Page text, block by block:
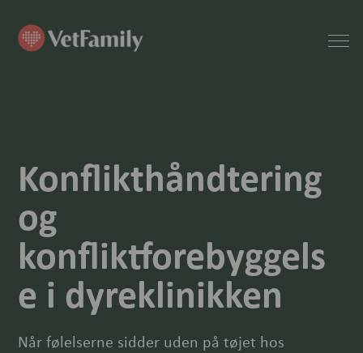
Konflikthåndtering
og
konfliktforebyggels
e i dyreklinikken
Når følelserne sidder uden på tøjet hos